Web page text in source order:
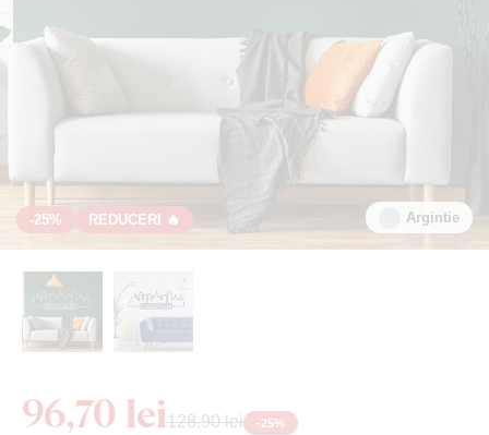
-25% REDUCERI 🔥 Argintie
96,70 lei128,90 lei -25%